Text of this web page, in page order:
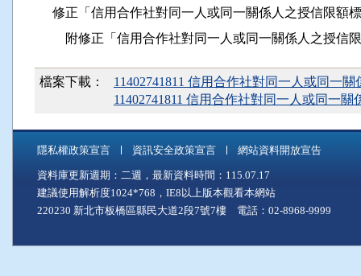
修正「信用合作社對同一人或同一關係人之授信限額
附修正「信用合作社對同一人或同一關係人之授信
檔案下載：
11402741811 信用合作社對同一人或同一
11402741811 信用合作社對同一人或同一
隱私權政策宣言 資訊安全政策宣言 網站資料開放宣告
資料庫更新週期：二週，最新資料時間：115.07.17
建議使用解析度1024*768，IE8以上版本觀看本網站
220230 新北市板橋區縣民大道2段7號7樓 電話：02-8968-9999